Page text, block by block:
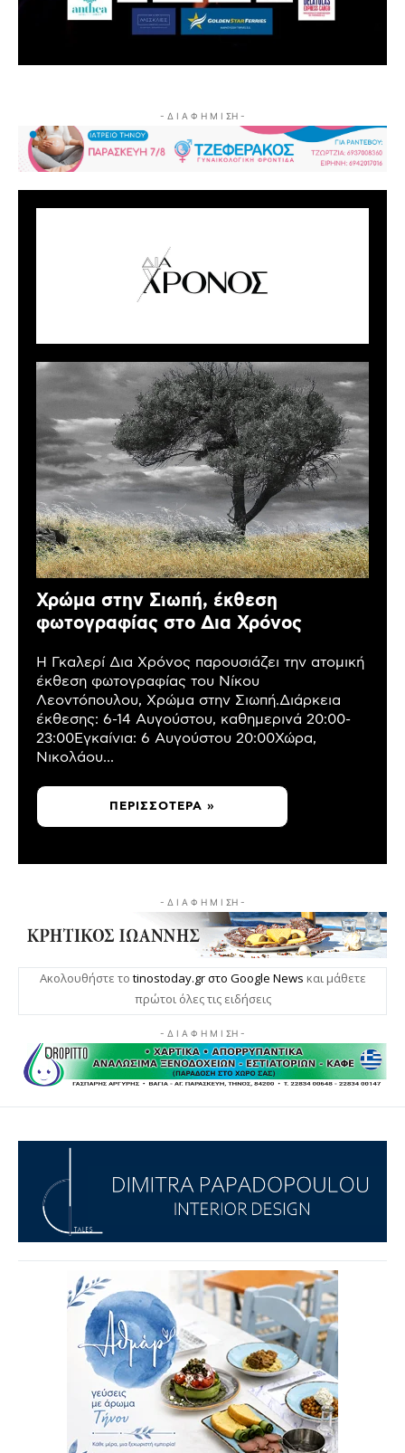
- Δ Ι Α Φ Η Μ Ι ΣΗ -
Χρώμα στην Σιωπή, έκθεση
φωτογραφίας στο Δια Χρόνος
Η Γκαλερί Δια Χρόνος παρουσιάζει την ατομική
έκθεση φωτογραφίας του Νίκου
Λεοντόπουλου, Χρώμα στην Σιωπή.Διάρκεια
έκθεσης: 6-14 Αυγούστου, καθημερινά 20:00-
23:00Εγκαίνια: 6 Αυγούστου 20:00Χώρα,
Νικολάου...
ΠΕΡΙΣΣΌΤΕΡΑ »
- Δ Ι Α Φ Η Μ Ι ΣΗ -
Ακολουθήστε το tinostoday.gr στο Google News και μάθετε
πρώτοι όλες τις ειδήσεις
- Δ Ι Α Φ Η Μ Ι ΣΗ -